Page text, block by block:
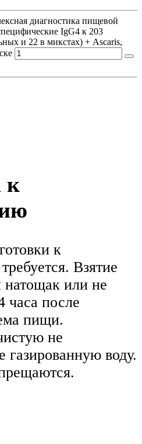
диагностика пищевой
IgG4 к 203
и 22 в микстах) + Ascaris,
к
к
Взятие
натощак или не
часа после
пищи.
не
воду.